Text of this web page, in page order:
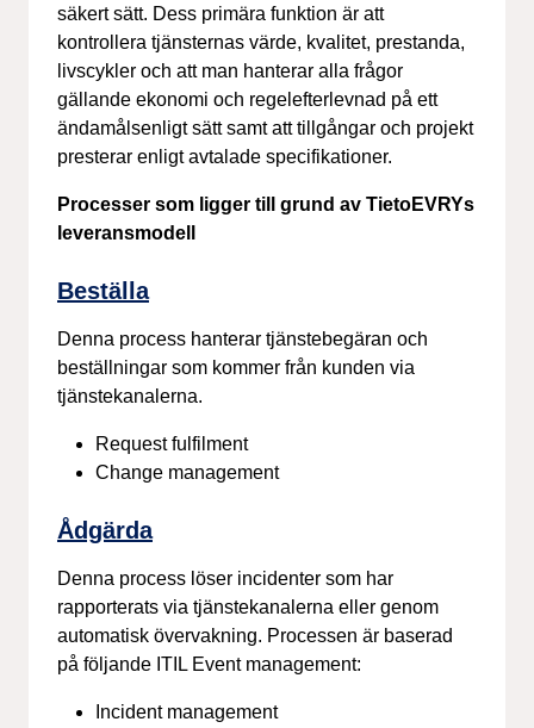
säkert sätt. Dess primära funktion är att
kontrollera tjänsternas värde, kvalitet, prestanda,
livscykler och att man hanterar alla frågor
gällande ekonomi och regelefterlevnad på ett
ändamålsenligt sätt samt att tillgångar och projekt
presterar enligt avtalade specifikationer.
Processer som ligger till grund av TietoEVRYs
leveransmodell
Beställa
Denna process hanterar tjänstebegäran och
beställningar som kommer från kunden via
tjänstekanalerna.
Request fulfilment
Change management
Ådgärda
Denna process löser incidenter som har
rapporterats via tjänstekanalerna eller genom
automatisk övervakning. Processen är baserad
på följande ITIL Event management:
Incident management